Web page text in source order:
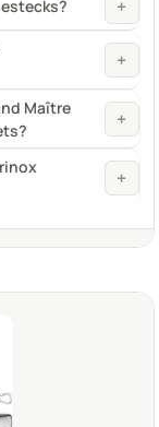
+
+
Maître
+
+